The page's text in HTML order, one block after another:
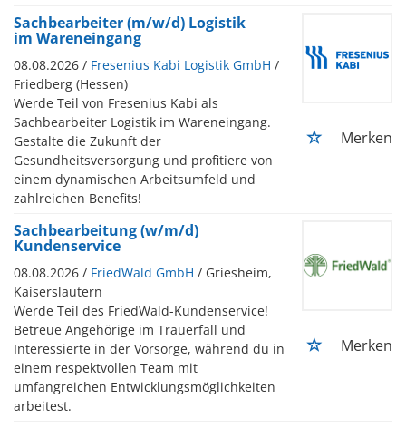
Sachbearbeiter (m/w/d) Logistik
im Wareneingang
08.08.2026 / Fresenius Kabi Logistik GmbH /
Friedberg (Hessen)
Werde Teil von Fresenius Kabi als
Sachbearbeiter Logistik im Wareneingang.
Gestalte die Zukunft der
Gesundheitsversorgung und profitiere von
einem dynamischen Arbeitsumfeld und
zahlreichen Benefits!
Merken
Sachbearbeitung (w/m/d)
Kundenservice
08.08.2026 / FriedWald GmbH / Griesheim,
Kaiserslautern
Werde Teil des FriedWald-Kundenservice!
Betreue Angehörige im Trauerfall und
Interessierte in der Vorsorge, während du in
einem respektvollen Team mit
umfangreichen Entwicklungsmöglichkeiten
arbeitest.
Merken